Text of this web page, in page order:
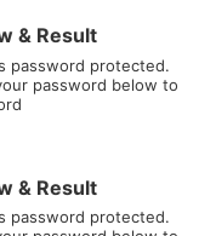
& Result
password protected.
password below to
& Result
password protected.